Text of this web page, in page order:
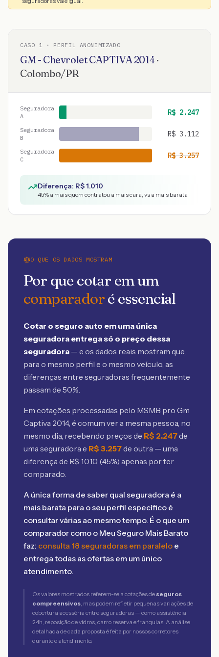
CASO 1 · PERFIL ANONIMIZADO
GM - ChevroletCAPTIVA2014·
Colombo/PR
Seguradora
A
R$ 2.247
Seguradora
B
R$ 3.112
Seguradora
C
R$3.257
Diferença: R$1.010
45% a mais quem contratou a mais cara, vs a mais barata
O QUE OS DADOS MOSTRAM
Por que cotar em um
comparadoré essencial
Cotar o seguro auto em uma única
seguradora entrega só o preço dessa
seguradora — e os dados reais mostram que,
para o mesmo perfil e o mesmo veículo, as
diferenças entre seguradoras frequentemente
passam de 50%.
Em cotações processadas pelo MSMB pro Gm
Captiva 2014, é comum ver a mesma pessoa, no
mesmo dia, recebendo preços de R$ 2.247de
uma seguradora e R$ 3.257de outra — uma
diferença de R$ 1.010 (45%) apenas por ter
comparado.
A única forma de saber qual seguradora é a
mais barata para o seu perfil específico é
consultar várias ao mesmo tempo. É o que um
comparador como o Meu Seguro Mais Barato
faz: consulta 18 seguradoras em paralelo e
entrega todas as ofertas em um único
atendimento.
Os valores mostrados referem-se a cotações de seguros
compreensivos, mas podem refletir pequenas variações de
cobertura acessória entre seguradoras — como assistência
24h, reposição de vidros, carro reserva e franquias. A análise
detalhada de cada proposta é feita por nossos corretores
durante o atendimento.